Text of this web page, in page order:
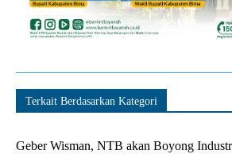
Terkait Berdasarkan Kategori
Geber Wisman, NTB akan Boyong